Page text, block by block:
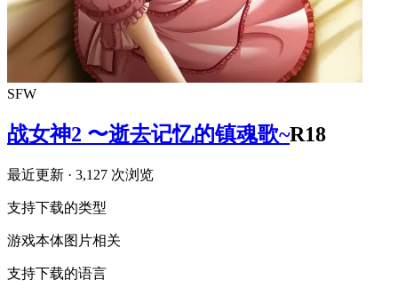
SFW
战女神2 〜逝去记忆的镇魂歌~R18
最近更新 · 3,127 次浏览
支持下载的类型
游戏本体图片相关
支持下载的语言